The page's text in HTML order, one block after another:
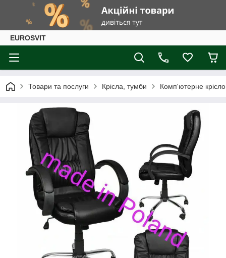
EUROSVIT
Товари та послуги Крісла, тумби Комп'ютерне